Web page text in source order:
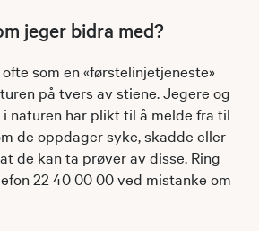
jeger bidra med?
som en «førstelinjetjeneste»
på tvers av stiene. Jegere og
naturen har plikt til å melde fra til
de oppdager syke, skadde eller
de kan ta prøver av disse. Ring
22 40 00 00 ved mistanke om